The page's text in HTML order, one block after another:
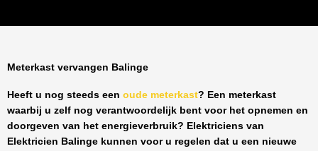
Meterkast vervangen Balinge
Heeft u nog steeds een oude meterkast? Een meterkast
waarbij u zelf nog verantwoordelijk bent voor het opnemen en
doorgeven van het energieverbruik? Elektriciens van
Elektricien Balinge kunnen voor u regelen dat u een nieuwe